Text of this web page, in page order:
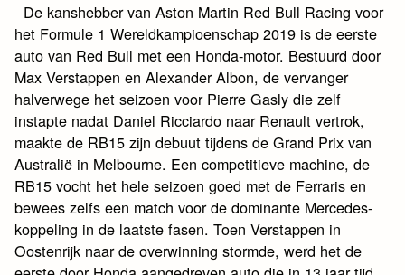
De kanshebber van Aston Martin Red Bull Racing voor
het Formule 1 Wereldkampioenschap 2019 is de eerste
auto van Red Bull met een Honda-motor. Bestuurd door
Max Verstappen en Alexander Albon, de vervanger
halverwege het seizoen voor Pierre Gasly die zelf
instapte nadat Daniel Ricciardo naar Renault vertrok,
maakte de RB15 zijn debuut tijdens de Grand Prix van
Australië in Melbourne. Een competitieve machine, de
RB15 vocht het hele seizoen goed met de Ferraris en
bewees zelfs een match voor de dominante Mercedes-
koppeling in de laatste fasen. Toen Verstappen in
Oostenrijk naar de overwinning stormde, werd het de